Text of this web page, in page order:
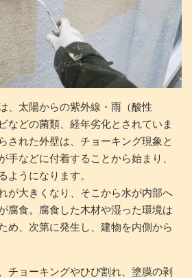
、太陽からの紫外線・雨（酸性
などの菌類、経年劣化とされていま
された外壁は、チョーキング現象と
手などに付着することから始まり、
ようになります。
が大きくなり、そこから水が内部へ
腐食。腐食した木材や湿った環境は
め、次第に発生し、建物を内側から
チョーキングやひび割れ、塗膜の剥